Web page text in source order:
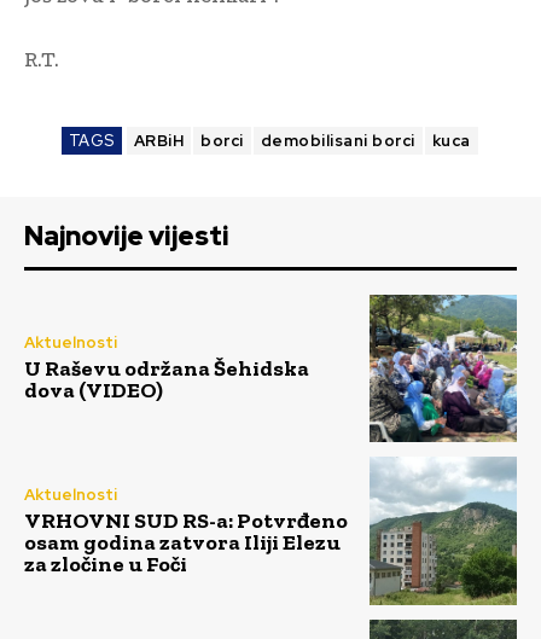
R.T.
TAGS ARBiH borci demobilisani borci kuca
Najnovije vijesti
Aktuelnosti
U Raševu održana Šehidska
dova (VIDEO)
Aktuelnosti
VRHOVNI SUD RS-a: Potvrđeno
osam godina zatvora Iliji Elezu
za zločine u Foči